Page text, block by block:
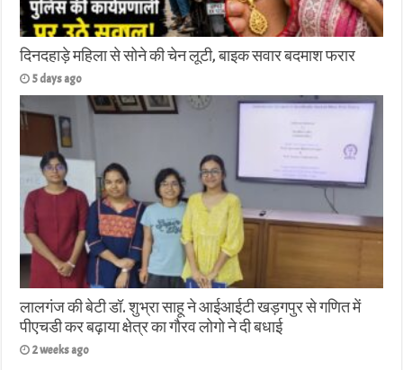
दिनदहाड़े महिला से सोने की चेन लूटी, बाइक सवार बदमाश फरार
5 days ago
लालगंज की बेटी डॉ. शुभ्रा साहू ने आईआईटी खड़गपुर से गणित में
पीएचडी कर बढ़ाया क्षेत्र का गौरव लोगो ने दी बधाई
2 weeks ago